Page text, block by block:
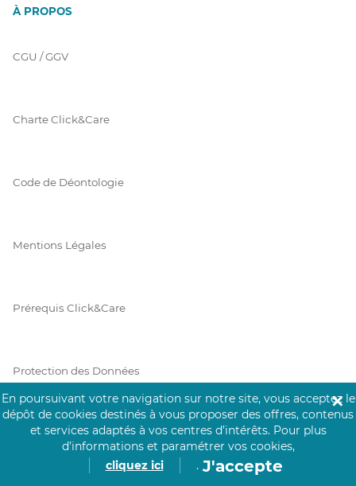
À PROPOS
CGU / GGV
Charte Click&Care
Code de Déontologie
Mentions Légales
Prérequis Click&Care
Protection des Données
Vie Privée
En poursuivant votre navigation sur notre site, vous acceptez le
dépôt de cookies destinés à vous proposer des offres, contenus
et services adaptés à vos centres d’intérêts. Pour plus
d’informations et paramétrer vos cookies,
cliquez ici
. J'accepte
✕